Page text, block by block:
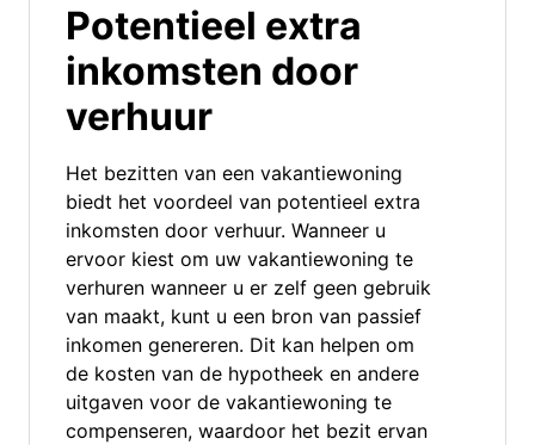
Potentieel extra
inkomsten door
verhuur
Het bezitten van een vakantiewoning
biedt het voordeel van potentieel extra
inkomsten door verhuur. Wanneer u
ervoor kiest om uw vakantiewoning te
verhuren wanneer u er zelf geen gebruik
van maakt, kunt u een bron van passief
inkomen genereren. Dit kan helpen om
de kosten van de hypotheek en andere
uitgaven voor de vakantiewoning te
compenseren, waardoor het bezit ervan